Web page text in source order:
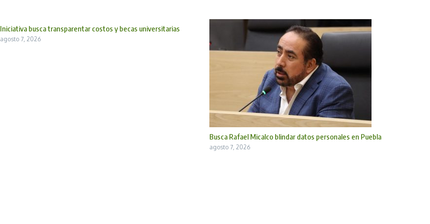
Iniciativa busca transparentar costos y becas universitarias
agosto 7, 2026
Busca Rafael Micalco blindar datos personales en Puebla
agosto 7, 2026